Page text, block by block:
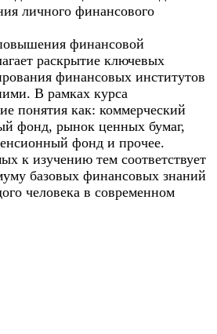
личного финансового
финансовой
раскрытие ключевых
финансовых институтов
В рамках курса
понятия как: коммерческий
фонд, рынок ценных бумаг,
фонд и прочее.
к изучению тем соответствует
базовых финансовых знаний
человека в современном